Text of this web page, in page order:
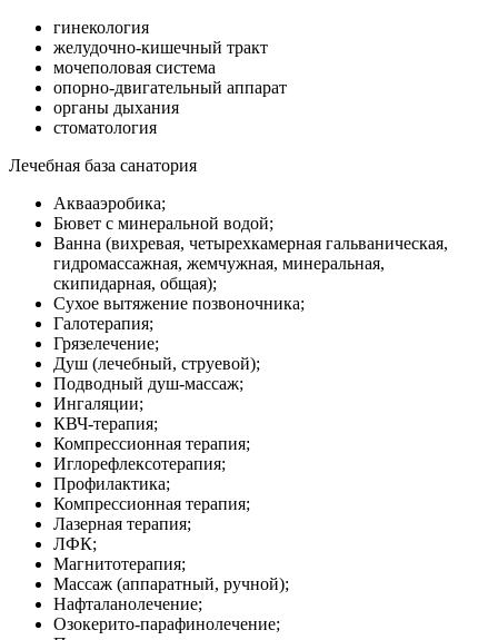
гинекология
желудочно-кишечный тракт
мочеполовая система
опорно-двигательный аппарат
органы дыхания
стоматология
Лечебная база санатория
Аквааэробика;
Бювет с минеральной водой;
Ванна (вихревая, четырехкамерная гальваническая,
гидромассажная, жемчужная, минеральная,
скипидарная, общая);
Сухое вытяжение позвоночника;
Галотерапия;
Грязелечение;
Душ (лечебный, струевой);
Подводный душ-массаж;
Ингаляции;
КВЧ-терапия;
Компрессионная терапия;
Иглорефлексотерапия;
Профилактика;
Компрессионная терапия;
Лазерная терапия;
ЛФК;
Магнитотерапия;
Массаж (аппаратный, ручной);
Нафталанолечение;
Озокерито-парафинолечение;